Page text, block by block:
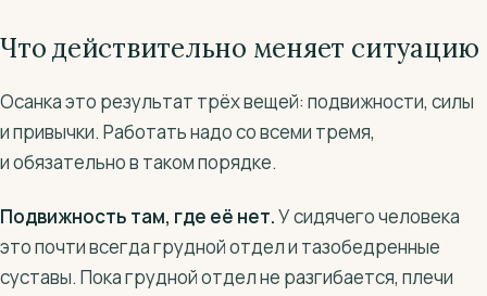
Что действительно меняет ситуацию
Осанка это результат трёх вещей: подвижности, силы
и привычки. Работать надо со всеми тремя,
и обязательно в таком порядке.
Подвижность там, где её нет.У сидячего человека
это почти всегда грудной отдел и тазобедренные
суставы. Пока грудной отдел не разгибается, плечи